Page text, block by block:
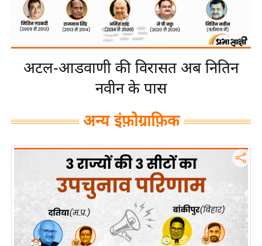
द्यो
शे
ष
ज्ञ
रा
य
ब
ज
अटल-आडवाणी की विरासत अब नितिन
नवीन के पास
अन्य इंफ़ोग्राफ़िक